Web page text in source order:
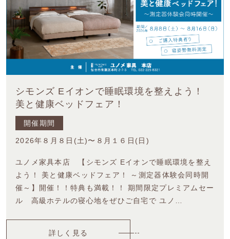
シモンズ Eイオンで睡眠環境を整えよう！
美と健康ベッドフェア！
開催期間
2026年８月８日(土)〜８月１６日(日)
ユノメ家具本店 【シモンズ Eイオンで睡眠環境を整え
よう！ 美と健康ベッドフェア！ ～測定器体験会同時開
催～】開催！！特典も満載！！ 期間限定プレミアムセー
ル 高級ホテルの寝心地をぜひご自宅で ユノ…
詳しく見る